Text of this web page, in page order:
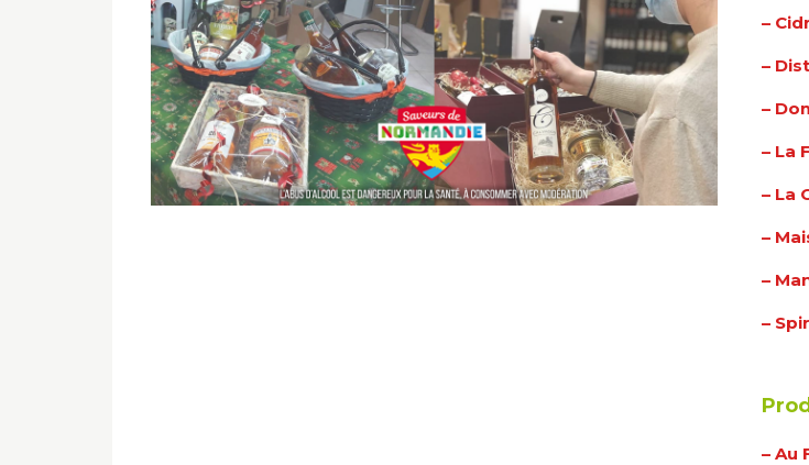
–
–
–
– La
– La
–
–
–
– Au